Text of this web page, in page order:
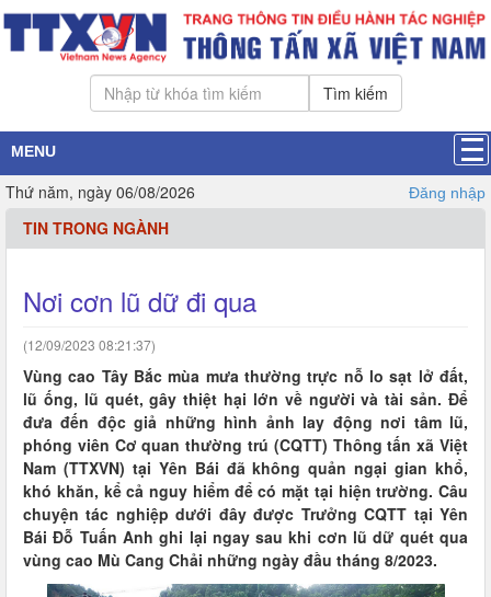
Tìm kiếm
MENU
Thứ năm, ngày 06/08/2026 Đăng nhập
TIN TRONG NGÀNH
Nơi cơn lũ dữ đi qua
(12/09/2023 08:21:37)
Vùng cao Tây Bắc mùa mưa thường trực nỗ lo sạt lở đất,
lũ ống, lũ quét, gây thiệt hại lớn về người và tài sản. Để
đưa đến độc giả những hình ảnh lay động nơi tâm lũ,
phóng viên Cơ quan thường trú (CQTT) Thông tấn xã Việt
Nam (TTXVN) tại Yên Bái đã không quản ngại gian khổ,
khó khăn, kể cả nguy hiểm để có mặt tại hiện trường. Câu
chuyện tác nghiệp dưới đây được Trưởng CQTT tại Yên
Bái Đỗ Tuấn Anh ghi lại ngay sau khi cơn lũ dữ quét qua
vùng cao Mù Cang Chải những ngày đầu tháng 8/2023.